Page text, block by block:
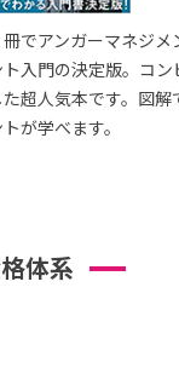
冊でアンガーマネジ
入門の決定版。コ
超人気本です。図
が学べます。
体系